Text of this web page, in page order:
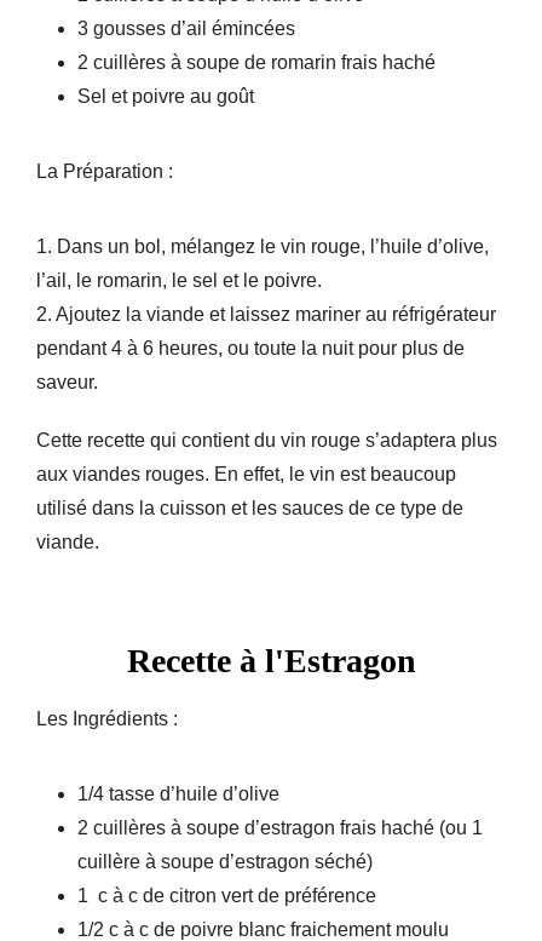
3 gousses d’ail émincées
2 cuillères à soupe de romarin frais haché
Sel et poivre au goût
La Préparation :
1. Dans un bol, mélangez le vin rouge, l’huile d’olive,
l’ail, le romarin, le sel et le poivre.
2. Ajoutez la viande et laissez mariner au réfrigérateur
pendant 4 à 6 heures, ou toute la nuit pour plus de
saveur.
Cette recette qui contient du vin rouge s’adaptera plus
aux viandes rouges. En effet, le vin est beaucoup
utilisé dans la cuisson et les sauces de ce type de
viande.
Recette à l'Estragon
Les Ingrédients :
1/4 tasse d’huile d’olive
2 cuillères à soupe d’estragon frais haché (ou 1
cuillère à soupe d’estragon séché)
1 c à c de citron vert de préférence
1/2 c à c de poivre blanc fraichement moulu